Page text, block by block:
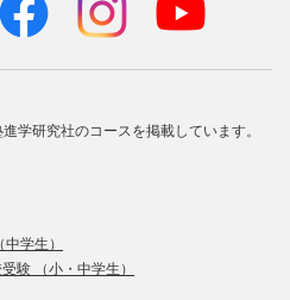
学研究社のコースを掲載しています。
学生）
験 （小・中学生）